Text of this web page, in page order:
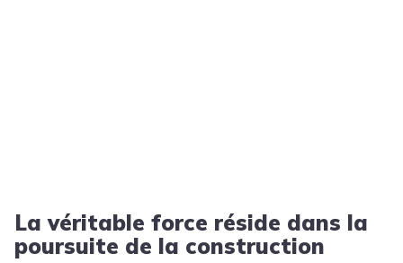
La véritable force réside dans la
poursuite de la construction